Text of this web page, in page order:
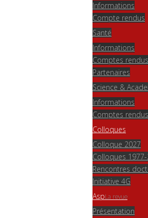
Informations
Compte rendus
Santé
Informations
Comptes rendus
Partenaires
Science &
Informations
Comptes rendus
Colloques
Colloque 2027
Colloques
Rencontres
Initiative 4G
AspLa revue
Présentation